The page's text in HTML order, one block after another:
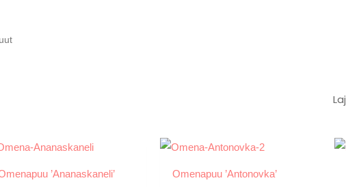
’Ananaskaneli’ Omenapuu ’Antonovka’